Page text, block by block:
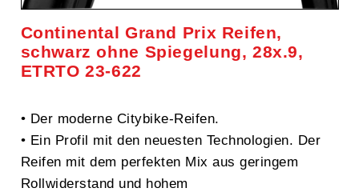
Continental Grand Prix Reifen,
schwarz ohne Spiegelung, 28x.9,
ETRTO 23-622
• Der moderne Citybike-Reifen.
• Ein Profil mit den neuesten Technologien. Der
Reifen mit dem perfekten Mix aus geringem
Rollwiderstand und hohem